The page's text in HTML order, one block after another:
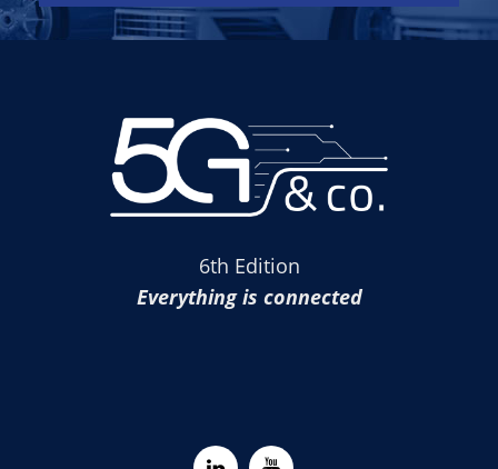
6th Edition
Everything is connected